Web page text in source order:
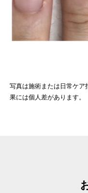
写真は施術または日常ケ
果には個人差があります。